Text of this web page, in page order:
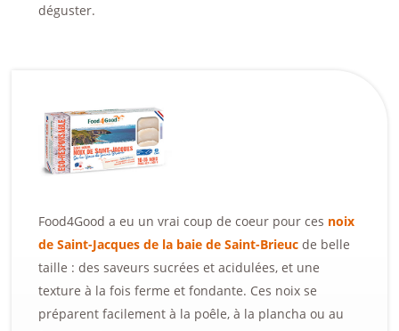
déguster.
Food4Good a eu un vrai coup de coeur pour ces noix
de Saint-Jacques de la baie de Saint-Brieuc de belle
taille : des saveurs sucrées et acidulées, et une
texture à la fois ferme et fondante. Ces noix se
préparent facilement à la poêle, à la plancha ou au